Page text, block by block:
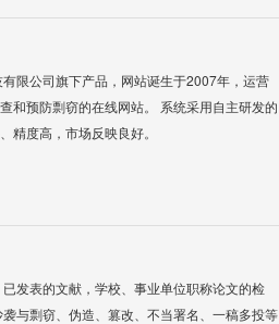
限公司旗下产品，网站诞生于2007年，运营
和预防剽窃的在线网站。 系统采用自主研发的
精度高，市场反映良好。
发表的文献，学校、事业单位职称论文的检
与剽窃、伪造、篡改、不当署名、一稿多投等